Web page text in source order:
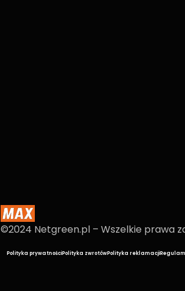
©2024 Netgreen.pl – Wszelkie prawa
Polityka prywatnościPolityka zwrotówPolityka reklamacji